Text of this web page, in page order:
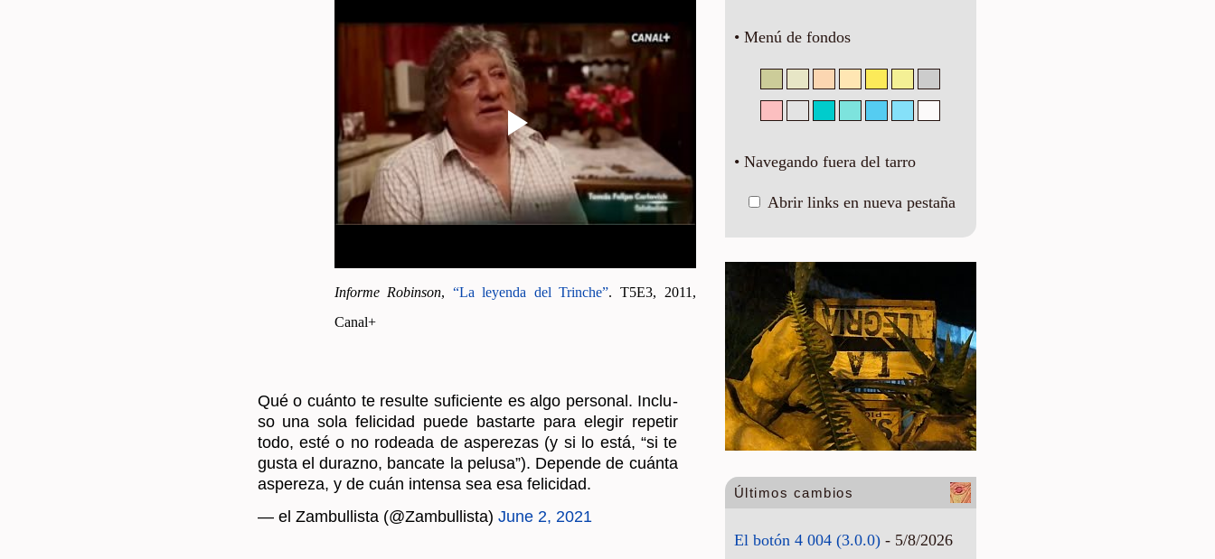
so una sola fe­li­ci­dad puede bas­tar­te para ele­gir re­pe­tir
todo, esté o no ro­dea­da de as­pe­re­zas (y si lo está, “si te
gusta el du­razno, ban­ca­te la pe­lu­sa”). De­pen­de de cuán­ta
as­pe­re­za, y de cuán in­ten­sa sea esa fe­li­ci­dad.
— el Zam­bu­llis­ta (@Zam­bu­llis­ta)
• Menú de fondos
• Navegando fuera del tarro
Abrir links en nueva pestaña
Últimos cambios
El botón 4 004 (3.0.0)- 5/8/2026